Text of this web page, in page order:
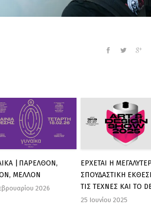
| ΠΑΡΕΛΘΟΝ,
ΜΕΛΛΟΝ
2026
ΕΡΧΕΤΑΙ Η
ΣΠΟΥΔΑΣΤΙΚΗ
ΤΙΣ ΤΕΧΝΕΣ ΚΑΙ ΤΟ
25 Ιουνίου 2025